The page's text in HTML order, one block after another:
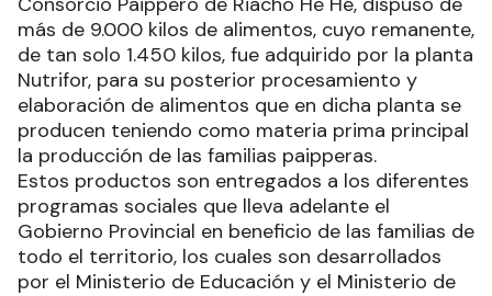
más de 9.000 kilos de alimentos, cuyo remanente,
de tan solo 1.450 kilos, fue adquirido por la planta
Nutrifor, para su posterior procesamiento y
elaboración de alimentos que en dicha planta se
producen teniendo como materia prima principal
la producción de las familias paipperas.
Estos productos son entregados a los diferentes
programas sociales que lleva adelante el
Gobierno Provincial en beneficio de las familias de
todo el territorio, los cuales son desarrollados
por el Ministerio de Educación y el Ministerio de